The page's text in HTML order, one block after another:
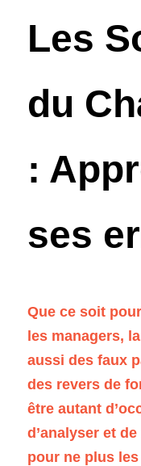
Les
du
:
ses
Que ce soit
les managers,
aussi des faux
des revers de
être autant
d’analyser et
pour ne plus